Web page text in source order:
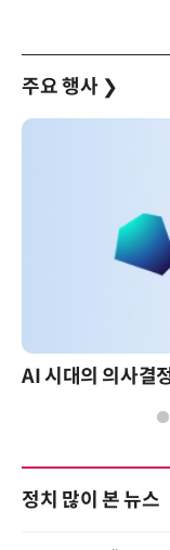
주요 행사 ❯
정치 많이 본 뉴스